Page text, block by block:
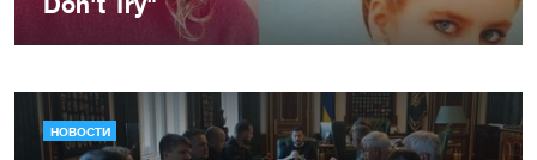
НОВОСТИ